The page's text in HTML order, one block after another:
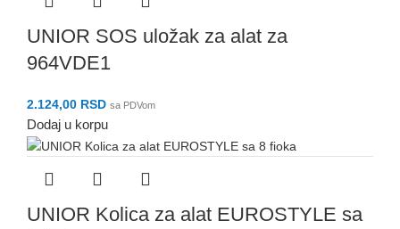
UNIOR SOS uložak za alat za
964VDE1
2.124,00 RSD sa PDVom
Dodaj u korpu
UNIOR Kolica za alat EUROSTYLE sa